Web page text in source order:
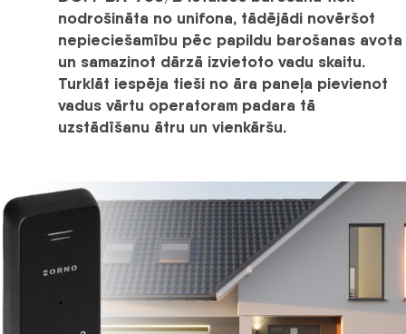
nodrošināta no unifona, tādējādi novēršot
nepieciešamību pēc papildu barošanas avota
un samazinot dārzā izvietoto vadu skaitu.
Turklāt iespēja tieši no āra paneļa pievienot
vadus vārtu operatoram padara tā
uzstādīšanu ātru un vienkāršu.